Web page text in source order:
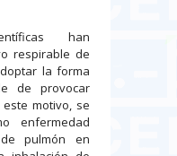
han
respirable de
la forma
de provocar
motivo, se
enfermedad
pulmón en